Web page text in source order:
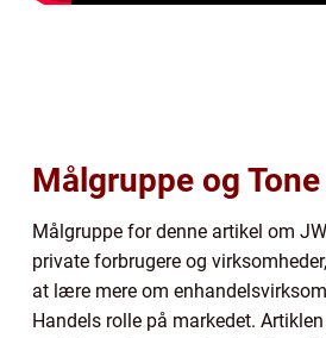
Målgruppe og
Målgruppe for denne artikel om
private forbrugere og
at lære mere om
Handels rolle på markedet.